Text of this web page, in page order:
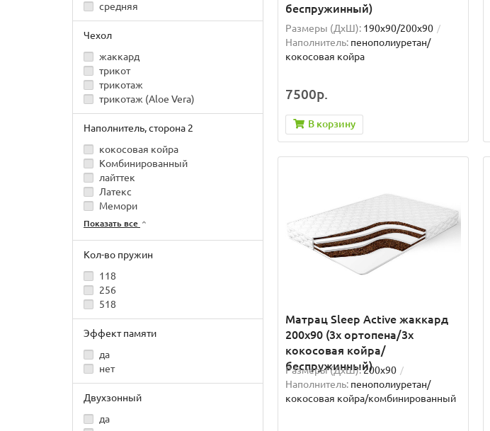
средняя
Чехол
жаккард
трикот
трикотаж
трикотаж (Aloe Vera)
Наполнитель, сторона 2
кокосовая койра
Комбинированный
лайттек
Латекс
Мемори
Показать все
Кол-во пружин
118
256
518
Эффект памяти
да
нет
Двухзонный
да
беспружинный)
Размеры (ДxШ): 190x90/200x90
Наполнитель: пенополиуретан/
кокосовая койра
7500р.
В корзину
Матрац Sleep Active жаккард
200x90 (3x ортопена/3x
кокосовая койра/
беспружинный)
Размеры (ДxШ):200x90
Наполнитель: пенополиуретан/
кокосовая койра/комбинированный